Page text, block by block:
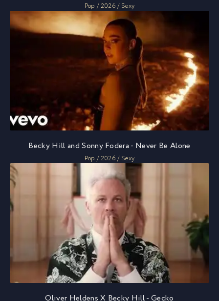
Pop / 2026 / Sexy
Becky Hill and Sonny Fodera - Never Be Alone
Pop / 2026 / Sexy
Oliver Heldens X Becky Hill - Gecko